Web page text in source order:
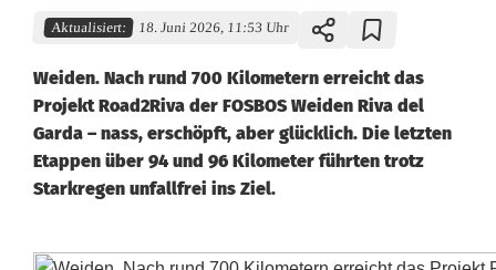
Aktualisiert: 18. Juni 2026, 11:53 Uhr
Weiden. Nach rund 700 Kilometern erreicht das
Projekt Road2Riva der FOSBOS Weiden Riva del
Garda – nass, erschöpft, aber glücklich. Die letzten
Etappen über 94 und 96 Kilometer führten trotz
Starkregen unfallfrei ins Ziel.